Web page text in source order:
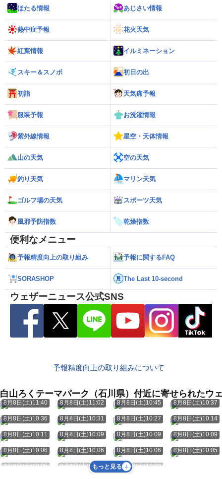
ほたる情報 あじさい情報
熱中症予報 花火天気
紅葉情報 イルミネーション
スキー＆スノボ 初日の出
初詣 天気痛予報
服装予報 お洗濯情報
紫外線情報 星空・天体情報
山の天気 空の天気
釣り天気 マリン天気
ゴルフ場の天気 スポーツ天気
風邪予防指数 乾燥指数
便利なメニュー
予報精度向上の取り組み 予報に関するFAQ
SORASHOP The Last 10-second
ウェザーニュース公式SNS
予報精度向上の取り組みについて
白山ろくテーマパーク（石川県）付近に寄せられたウ
8月8日(土)11:40 8月8日(土)11:02 8月8日(土)10:45 8月8日(土)10:37
8月8日(土)10:36 8月8日(土)10:31 8月8日(土)10:27 8月8日(土)10:14
8月8日(土)10:11 8月8日(土)10:09 8月8日(土)10:09 8月8日(土)10:09
8月8日(土)10:06 8月8日(土)10:06 8月8日(土)10:06 8月8日(土)10:05
8月8日(土)10:05 8月8日(土)10:03 8月8日(土)10:02
もっと見る